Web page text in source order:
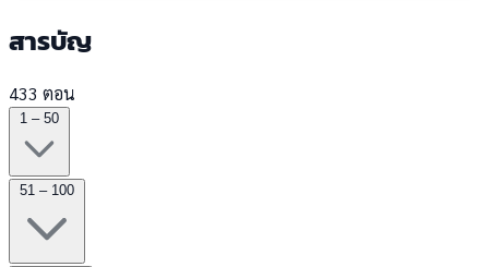
สารบัญ
433 ตอน
1 – 50
51 – 100